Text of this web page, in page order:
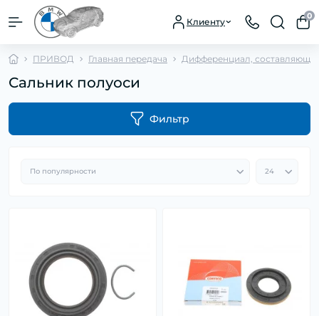
Клиенту
0
ПРИВОД Главная передача Дифференциал,
Сальник полуоси
Фильтр